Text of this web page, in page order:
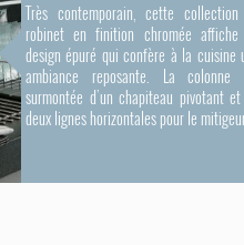
Très contemporain, cette
robinet en finition chromée affiche
design épuré qui confère à la cuisine
ambiance reposante. La colonne
surmontée d’un chapiteau pivotant
deux lignes horizontales pour le